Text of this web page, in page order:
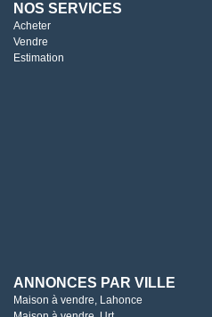
NOS SERVICES
Acheter
Vendre
Estimation
ANNONCES PAR VILLE
Maison à vendre, Lahonce